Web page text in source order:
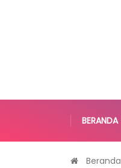
BERANDA
Beranda